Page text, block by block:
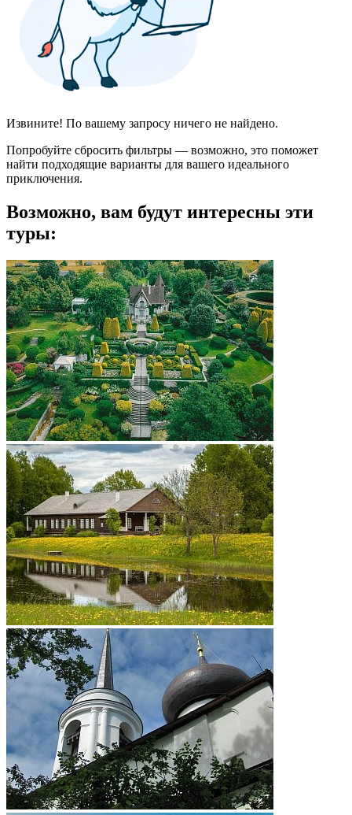
Извините! По вашему запросу ничего не найдено.
Попробуйте сбросить фильтры — возможно, это поможет
найти подходящие варианты для вашего идеального
приключения.
Возможно, вам будут интересны эти
туры: